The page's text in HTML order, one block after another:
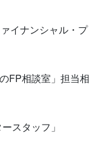
イナンシャル・プ
FP相談室」担当相
スタッフ」